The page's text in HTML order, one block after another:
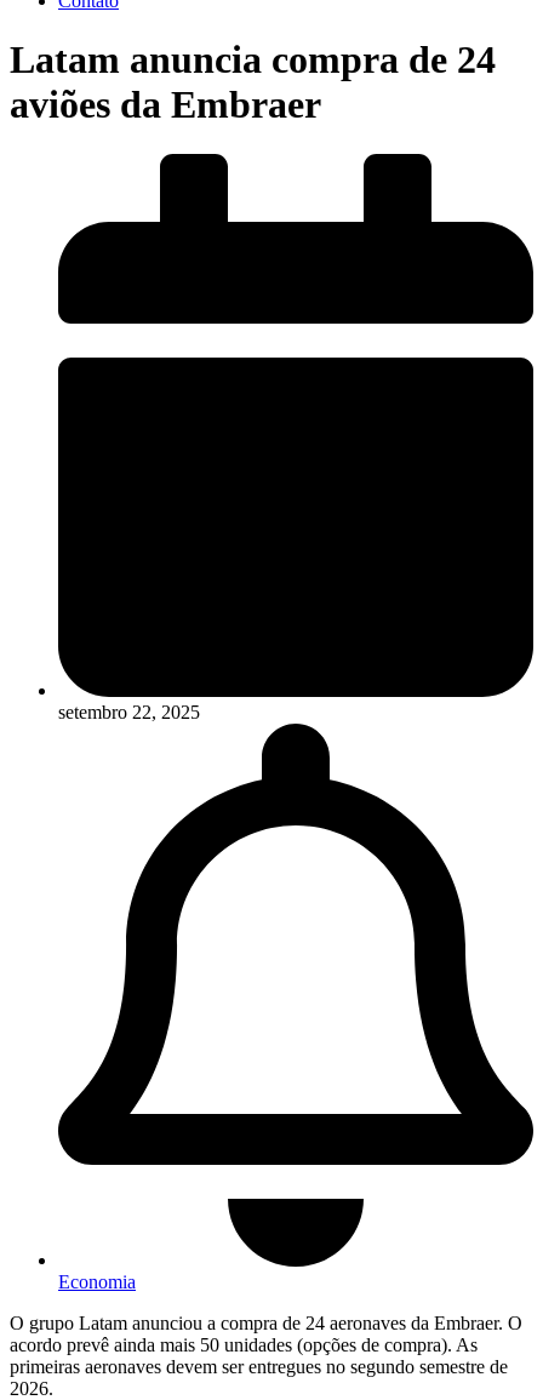
Latam anuncia compra de 24
aviões da Embraer
setembro 22, 2025
Economia
O grupo Latam anunciou a compra de 24 aeronaves da Embraer. O
acordo prevê ainda mais 50 unidades (opções de compra). As
primeiras aeronaves devem ser entregues no segundo semestre de
2026.